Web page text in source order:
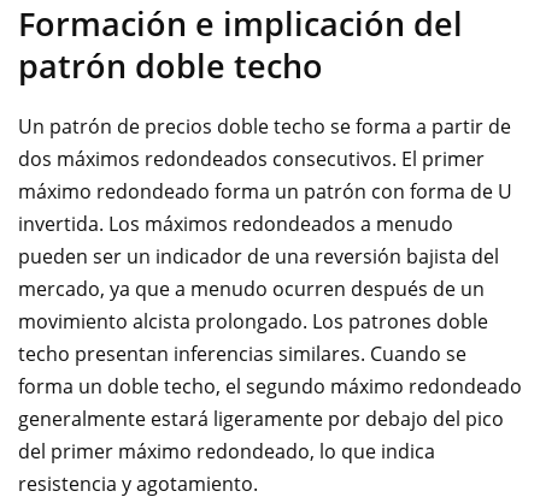
Formación e implicación del
patrón doble techo
Un patrón de precios doble techo se forma a partir de
dos máximos redondeados consecutivos. El primer
máximo redondeado forma un patrón con forma de U
invertida. Los máximos redondeados a menudo
pueden ser un indicador de una reversión bajista del
mercado, ya que a menudo ocurren después de un
movimiento alcista prolongado. Los patrones doble
techo presentan inferencias similares. Cuando se
forma un doble techo, el segundo máximo redondeado
generalmente estará ligeramente por debajo del pico
del primer máximo redondeado, lo que indica
resistencia y agotamiento.